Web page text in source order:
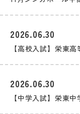
2026.06.30
【高校入試】栄東
2026.06.30
【中学入試】栄東